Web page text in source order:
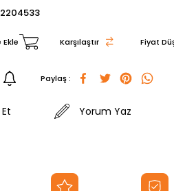
Karşılaştır Fiyat
Paylaş :
Yorum Yaz